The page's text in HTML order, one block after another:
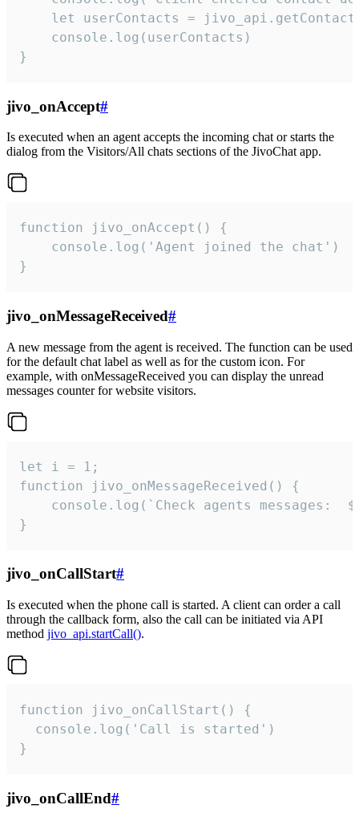
let userContacts =
    console.log(userContacts)
}
jivo_onAccept#
Is executed when an agent accepts the incoming chat or starts the
dialog from the Visitors/All chats sections of the JivoChat app.
function jivo_onAccept() {
}
jivo_onMessageReceived#
A new message from the agent is received. The function can be used
for the default chat label as well as for the custom icon. For
example, with onMessageReceived you can display the unread
messages counter for website visitors.
let i = 1;
function jivo_onMessageReceived() {
}
jivo_onCallStart#
Is executed when the phone call is started. A client can order a call
through the callback form, also the call can be initiated via API
method jivo_api.startCall().
function jivo_onCallStart() {
  console.log('Call is started')
}
jivo_onCallEnd#